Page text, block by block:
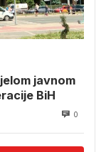
javnom
BiH
0